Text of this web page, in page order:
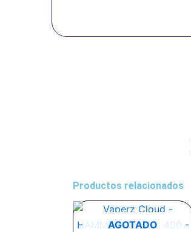
Productos relacionados
AGOTADO
Este
producto